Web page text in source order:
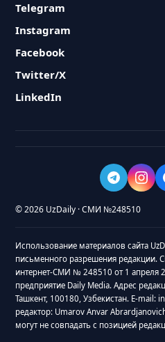
Telegram
Instagram
Facebook
Twitter/X
LinkedIn
© 2026 UzDaily · СМИ №248510
Использование материалов сайта
письменного разрешения редакции.
интернет-СМИ № 248510 от 1 апреля
предприятие Daily Media. Адрес
Ташкент, 100180, Узбекистан. E-mail:
редактор: Umarov Anvar
могут не совпадать с позицией